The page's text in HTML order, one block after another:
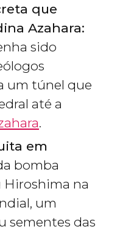
que
Azahara:
sido
um túnel que
até a
.
em
bomba
Hiroshima na
um
sementes das